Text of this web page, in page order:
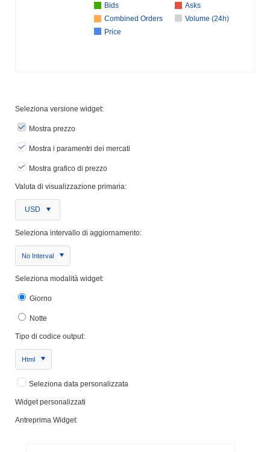
Bids
Asks
Combined Orders
Volume (24h)
Price
Seleziona versione widget:
Mostra prezzo
Mostra i paramentri dei mercati
Mostra grafico di prezzo
Valuta di visualizzazione primaria:
USD
Seleziona intervallo di aggiornamento:
No Interval
Seleziona modalità widget:
Giorno
Notte
Tipo di codice output:
Html
Seleziona data personalizzata
Widget personalizzati
Antreprima Widget: